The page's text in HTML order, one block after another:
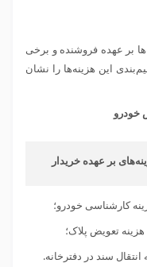
بر عهده فروشنده و برخی
این هزینه‌ها را نشان
خودرو
بر عهده خریدار
کارشناسی خودرو؛
هزینه تعویض پلاک؛
انتقال سند در دفترخانه.